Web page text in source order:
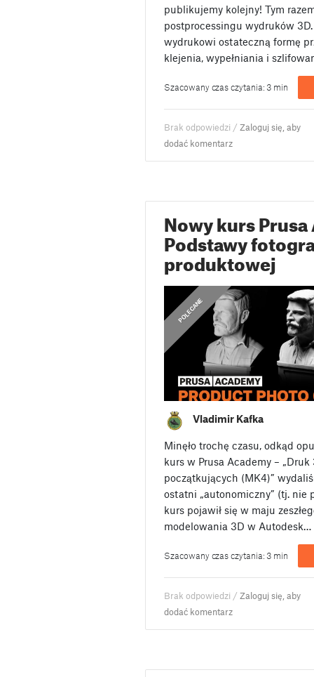
publikujemy kolejny! Tym
postprocessingu wydruków
wydrukowi ostateczną formę
klejenia, wypełniania i
Szacowany czas czytania: 3 min
Brak odpowiedzi /Zaloguj się, aby
dodać komentarz
Nowy kurs
Podstawy
produktowej
OGŁOSZENIA
POLECANE
OGŁOSZENIA
POLECANE
Vladimir Kafka
Minęło trochę czasu, odkąd
kurs w Prusa Academy –
początkujących (MK4)”
ostatni „autonomiczny” (tj. nie
kurs pojawił się w maju
modelowania 3D w Autodesk…
Szacowany czas czytania: 3 min
Brak odpowiedzi /Zaloguj się, aby
dodać komentarz